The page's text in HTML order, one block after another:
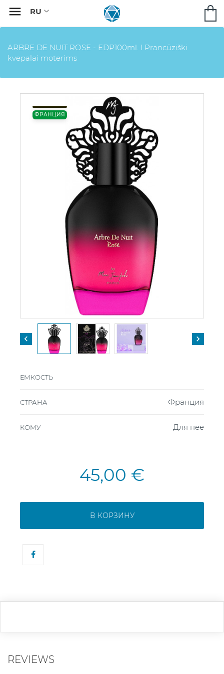

ARBRE DE NUIT ROSE - EDP100ml. I Prancūziški
kvepalai moterims
ФРАНЦИЯ
 
ЕМКОСТЬ
СТРАНА Франция
КОМУ Для нее
45,00 €
В КОРЗИНУ
REVIEWS